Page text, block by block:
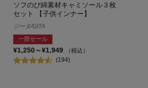
ソフのび綿素材キャミソール３枚
セット 【子供インナー】
ジータ/GITA
一部セール
¥1,250～¥1,949
（税込）
(194)